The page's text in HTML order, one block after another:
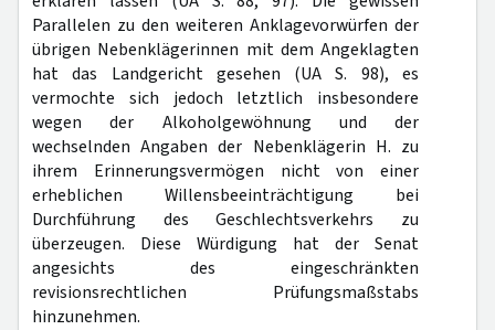
Parallelen zu den weiteren Anklagevorwürfen der
übrigen Nebenklägerinnen mit dem Angeklagten
hat das Landgericht gesehen (UA S. 98), es
vermochte sich jedoch letztlich insbesondere
wegen der Alkoholgewöhnung und der
wechselnden Angaben der Nebenklägerin H. zu
ihrem Erinnerungsvermögen nicht von einer
erheblichen Willensbeeinträchtigung bei
Durchführung des Geschlechtsverkehrs zu
überzeugen. Diese Würdigung hat der Senat
angesichts des eingeschränkten
revisionsrechtlichen Prüfungsmaßstabs
hinzunehmen.